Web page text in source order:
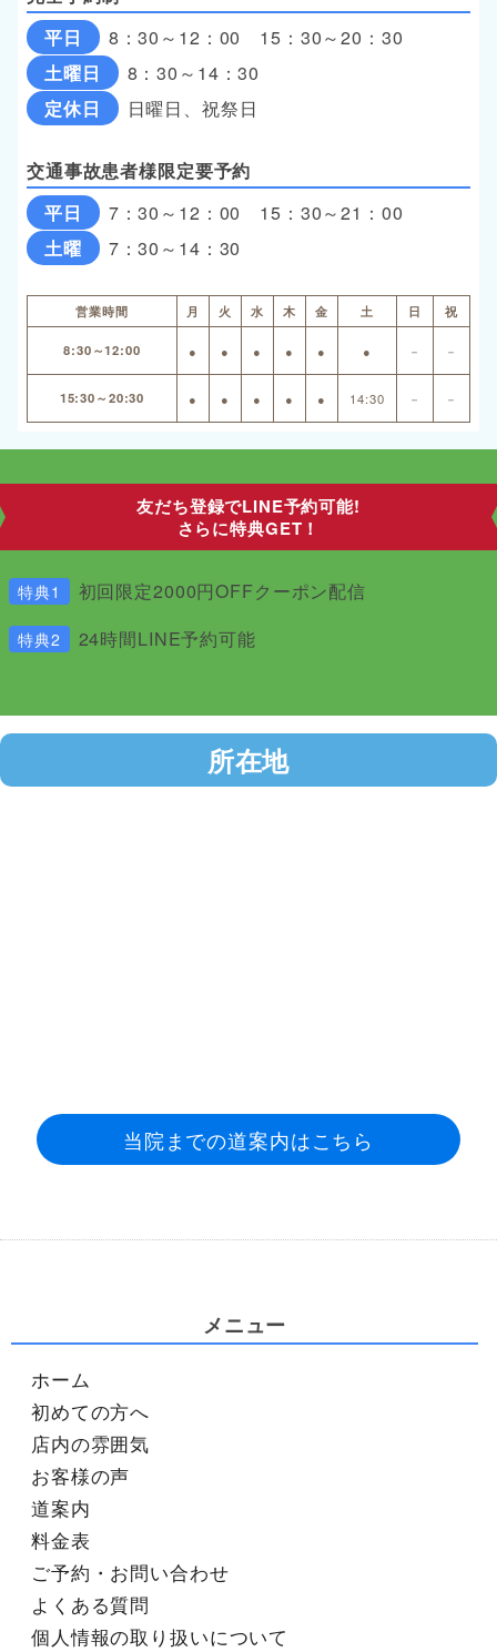
平日
8：30～12：00 15：30～20：30
土曜日
8：30～14：30
定休日
日曜日、祝祭日
交通事故患者様限定要予約
平日
7：30～12：00 15：30～21：00
土曜
7：30～14：30
営業時間 月 火 水 木 金 土 日 祝
8:30～12:00 ● ● ● ● ● ● － －
15:30～20:30 ● ● ● ● ● 14:30 － －
友だち登録でLINE予約可能!
さらに特典GET！
特典1 初回限定2000円OFFクーポン配信
特典2 24時間LINE予約可能
所在地
当院までの道案内はこちら
メニュー
ホーム
初めての方へ
店内の雰囲気
お客様の声
道案内
料金表
ご予約・お問い合わせ
よくある質問
個人情報の取り扱いについて